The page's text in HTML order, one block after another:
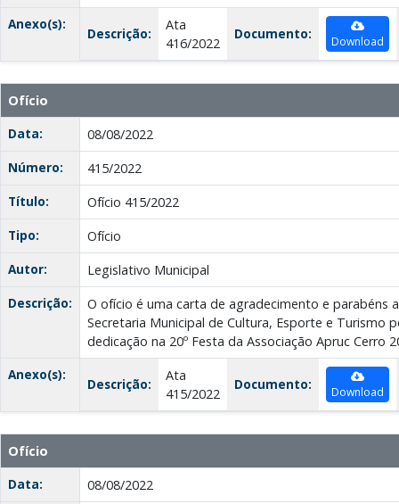
Anexo(s):
Descrição:
Ata
416/2022
Documento: Download
Ofício
Data:
08/08/2022
Número:
415/2022
Título:
Ofício 415/2022
Tipo:
Ofício
Autor:
Legislativo Municipal
Descrição:
O ofício é uma carta de agradecimento e parabéns
Secretaria Municipal de Cultura, Esporte e Turismo
dedicação na 20º Festa da Associação Apruc Cerro
Anexo(s):
Descrição:
Ata
415/2022
Documento: Download
Ofício
Data:
08/08/2022